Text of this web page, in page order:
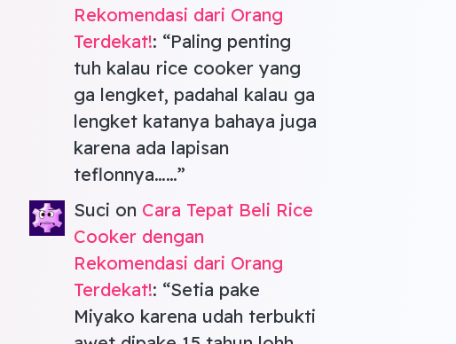
Rekomendasi dari Orang
Terdekat!: “Paling penting
tuh kalau rice cooker yang
ga lengket, padahal kalau ga
lengket katanya bahaya juga
karena ada lapisan
teflonnya……”
Suci on Cara Tepat Beli Rice
Cooker dengan
Rekomendasi dari Orang
Terdekat!: “Setia pake
Miyako karena udah terbukti